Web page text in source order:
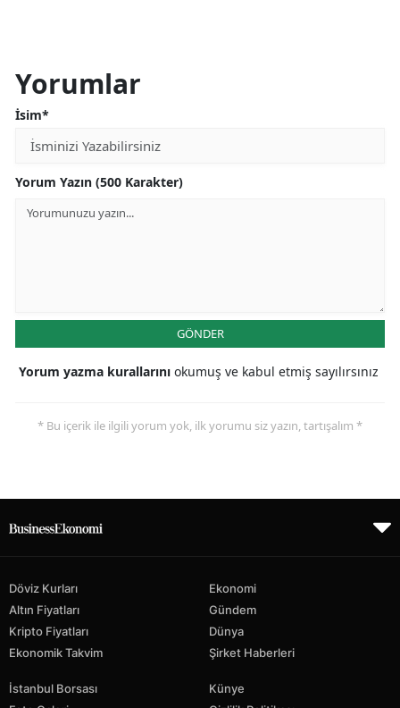
Yorumlar
İsim*
Yorum Yazın (500 Karakter)
GÖNDER
Yorum yazma kurallarını okumuş ve kabul etmiş sayılırsınız
* Bu içerik ile ilgili yorum yok, ilk yorumu siz yazın, tartışalım *
Döviz Kurları
Altın Fiyatları
Kripto Fiyatları
Ekonomik Takvim
Ekonomi
Gündem
Dünya
Şirket Haberleri
İstanbul Borsası
Künye